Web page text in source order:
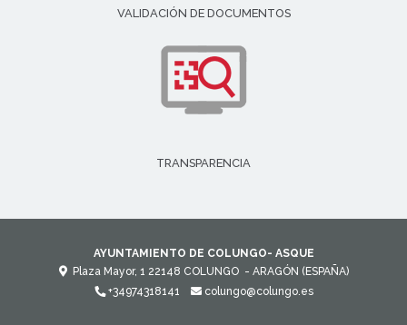
VALIDACIÓN DE DOCUMENTOS
TRANSPARENCIA
AYUNTAMIENTO DE COLUNGO- ASQUE
Plaza Mayor, 1 22148 COLUNGO - ARAGÓN (ESPAÑA)
+34974318141
colungo@colungo.es